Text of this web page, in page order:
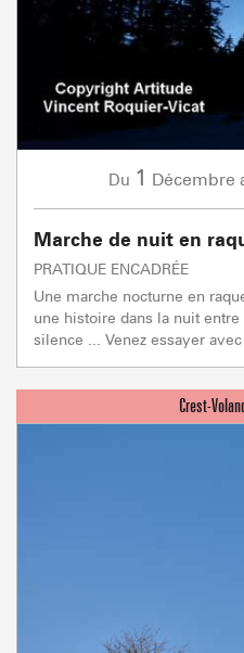
Du 1 Décembre
Marche de nuit en
PRATIQUE ENCADRÉE
Une marche nocturne en
une histoire dans la nuit
silence ... Venez essayer avec